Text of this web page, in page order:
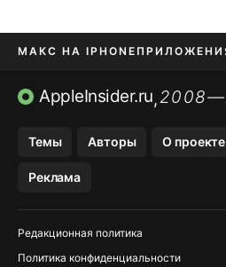
МАКС НА IPHONE ПРИЛОЖЕНИЯ
TIKTOK НА IPHONEПРИЛОЖЕНИЯ
AppleInsider.ru,
Темы Авторы О проекте
Реклама
Редакционная политика
Политика конфиденциальности